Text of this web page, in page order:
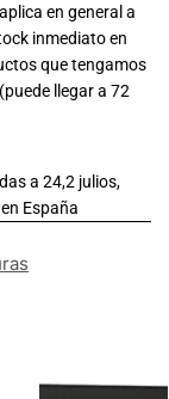
en general a
inmediato en
que tengamos
llegar a 72
a 24,2 julios,
España